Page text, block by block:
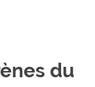
du